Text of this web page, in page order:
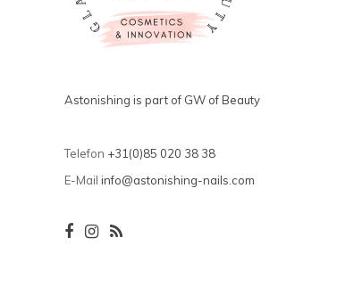
Astonishing is part of GW of Beauty
Telefon +31(0)85 020 38 38
E-Mail info@astonishing-nails.com